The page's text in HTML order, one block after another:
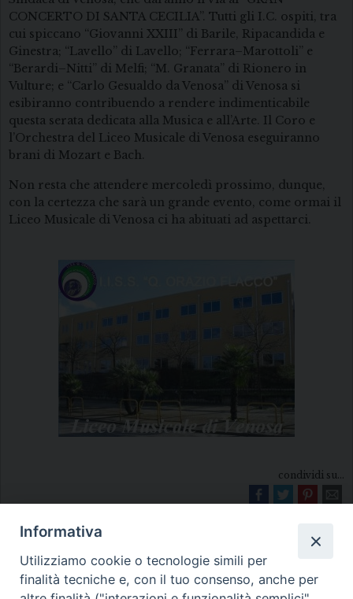
CONCERTO DI SANTA CECILIA”. Tutti gli I.C. ospiti, tra
cui spiccano “Giovanni XXIII” di Barile, Ripacandida e
Ginestra; “Lavello” di Lavello; “Ferrara–Marottoli” e
“Berardi–Nitti” di Melfi; “M. Granata” di Rionero in
Vulture; e “Carlo Gesualdo da Venosa” di Venosa si
esibiranno contribuendo a rendere indimenticabile
questa serata dedicata alla Musica e all’Arte. Il Coro e
l’Orchestra del Liceo Musicale di Venosa eseguiranno
brani di Mozart e Bach.
Non resta che attendere mercoledì prossimo, dunque,
con la certezza che sarà un grande evento, come ormai il
Liceo Musicale di Venosa ci ha abituati ad aspettarci.
condividi su...
Informativa
Utilizziamo cookie o tecnologie simili per
finalità tecniche e, con il tuo consenso, anche per